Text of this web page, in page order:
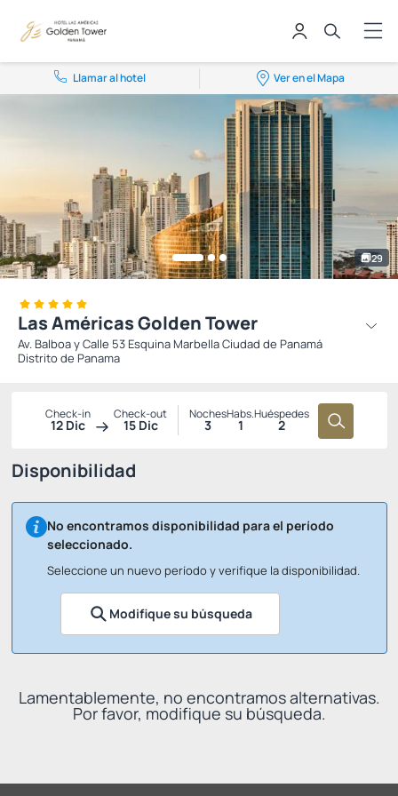
Llamar al hotel Ver en el Mapa
29
Las Américas Golden Tower
Av. Balboa y Calle 53 Esquina Marbella Ciudad de Panamá
Distrito de Panama
Check-in
12 Dic
Check-out
15 Dic
Noches
3
Habs.
1
Huéspedes
2
Disponibilidad
No encontramos disponibilidad para el período
seleccionado.
Seleccione un nuevo período y verifique la disponibilidad.
Modifique su búsqueda
Lamentablemente, no encontramos alternativas.
Por favor, modifique su búsqueda.